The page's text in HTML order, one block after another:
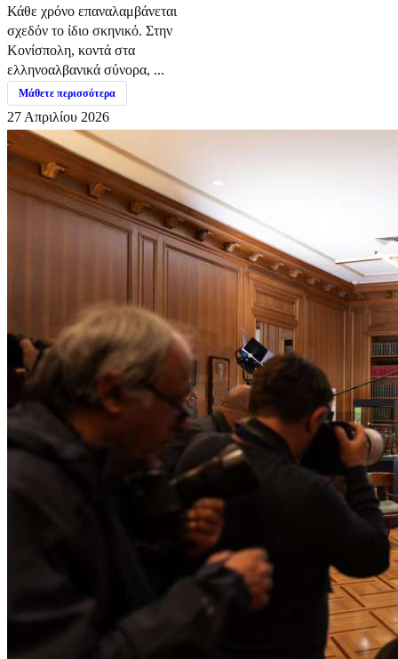
Κάθε χρόνο επαναλαμβάνεται
σχεδόν το ίδιο σκηνικό. Στην
Κονίσπολη, κοντά στα
ελληνοαλβανικά σύνορα, ...
Μάθετε περισσότερα
27 Απριλίου 2026